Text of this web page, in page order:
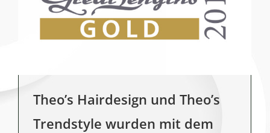
Theo’s Hairdesign und Theo’s
Trendstyle wurden mit dem